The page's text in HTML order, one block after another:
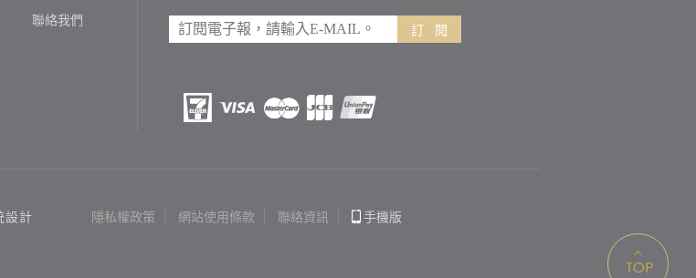
聯絡我們
訂 閱
設計 隱私權政策 網站使用條款 聯絡資訊 手機版